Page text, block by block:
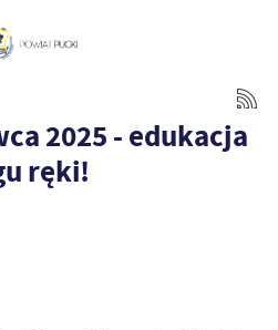
2025 - edukacja
ręki!